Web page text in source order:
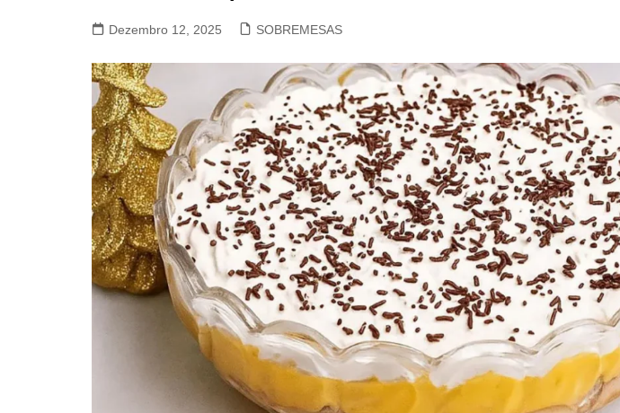
VACA, VITELA, NOVILHO
Dezembro 12, 2025 SOBREMESAS